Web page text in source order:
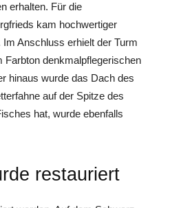
erhalten. Für die
kam hochwertiger
Anschluss erhielt der Turm
Farbton denkmalpflegerischen
hinaus wurde das Dach des
auf der Spitze des
hat, wurde ebenfalls
restauriert